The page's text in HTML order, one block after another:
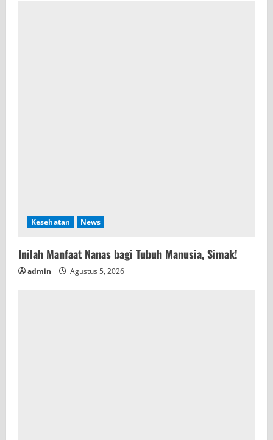
Kesehatan News
Inilah Manfaat Nanas bagi Tubuh Manusia, Simak!
admin Agustus 5, 2026